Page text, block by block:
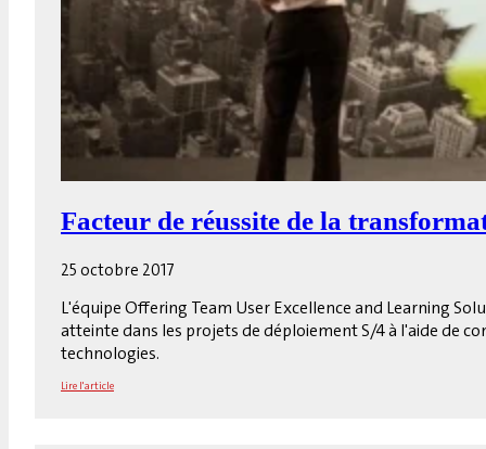
Facteur de réussite de la
25 octobre 2017
L'équipe Offering Team User Excellence and Learning
atteinte dans les projets de déploiement S/4 à l'aide de
technologies.
Lire l'article